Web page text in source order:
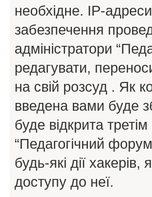
необхідне. IP-
забезпечення
адміністратори
редагувати,
на свій розсуд . Як
введена вами буде
буде відкрита
“Педагогічний
будь-які дії
доступу до неї.